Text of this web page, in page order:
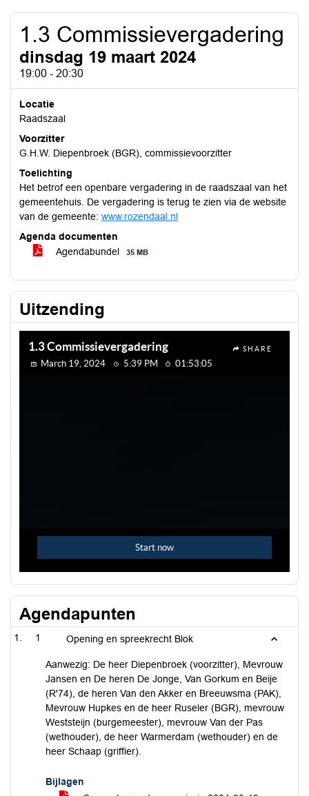
1.3 Commissievergadering
dinsdag 19 maart 2024
19:00 - 20:30
Locatie
Raadszaal
Voorzitter
G.H.W. Diepenbroek (BGR), commissievoorzitter
Toelichting
Het betrof een openbare vergadering in de raadszaal van het
gemeentehuis. De vergadering is terug te zien via de website
van de gemeente: www.rozendaal.nl
Agenda documenten
Agendabundel
35 MB
Uitzending
Agendapunten
1 Opening en spreekrecht Blok
Aanwezig: De heer Diepenbroek (voorzitter), Mevrouw
Jansen en De heren De Jonge, Van Gorkum en Beije
(R'74), de heren Van den Akker en Breeuwsma (PAK),
Mevrouw Hupkes en de heer Ruseler (BGR), mevrouw
Weststeijn (burgemeester), mevrouw Van der Pas
(wethouder), de heer Warmerdam (wethouder) en de
heer Schaap (griffier).
Bijlagen